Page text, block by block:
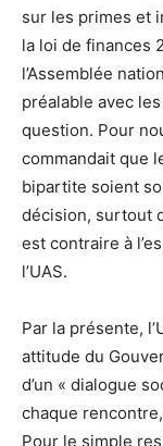
sur les primes et
la loi de finances
l’Assemblée
préalable avec
question. Pour
commandait que
bipartite soient
décision, surtout
est contraire à
l’UAS.
Par la présente,
attitude du
d’un « dialogue
chaque
Pour le simple